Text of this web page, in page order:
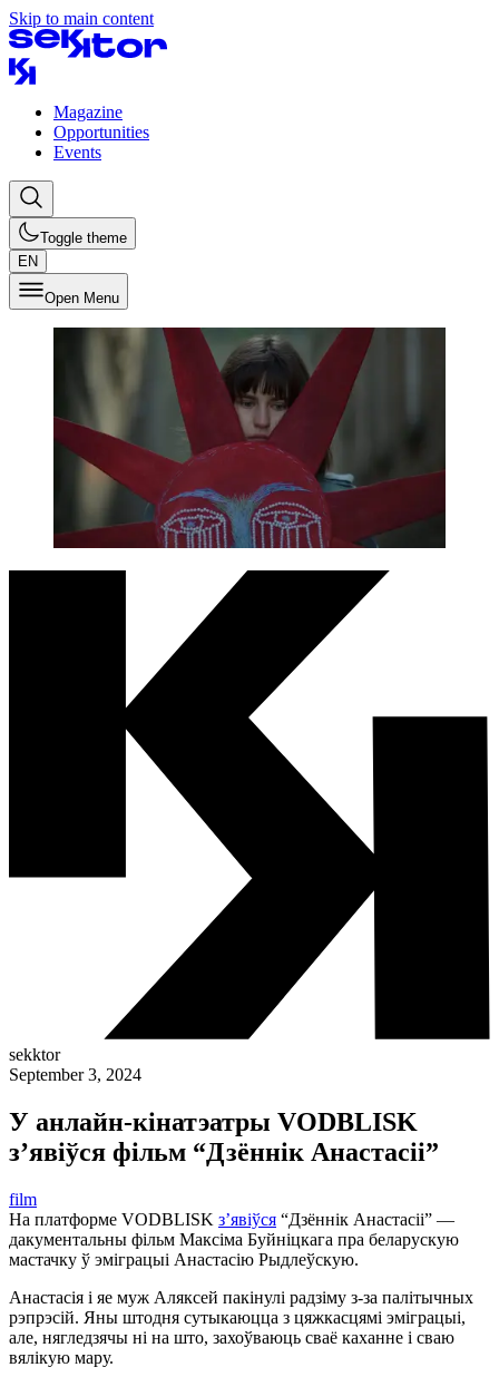
Skip to main content
Magazine
Opportunities
Events
Toggle theme
EN
Open Menu
sekktor
September 3, 2024
У анлайн-кінатэатры VODBLISK
з’явіўся фільм “Дзённік Анастасіі”
film
На платформе VODBLISK з’явіўся “Дзённік Анастасіі” —
дакументальны фільм Максіма Буйніцкага пра беларускую
мастачку ў эміграцыі Анастасію Рыдлеўскую.
Анастасія і яе муж Аляксей пакінулі радзіму з-за палітычных
рэпрэсій. Яны штодня сутыкаюцца з цяжкасцямі эміграцыі,
але, нягледзячы ні на што, захоўваюць сваё каханне і сваю
вялікую мару.